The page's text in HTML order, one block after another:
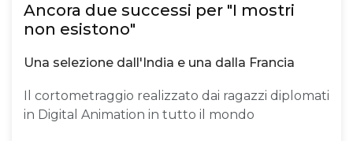
Ancora due successi per "I mostri
non esistono"
Una selezione dall'India e una dalla Francia
Il cortometraggio realizzato dai ragazzi diplomati
in Digital Animation in tutto il mondo